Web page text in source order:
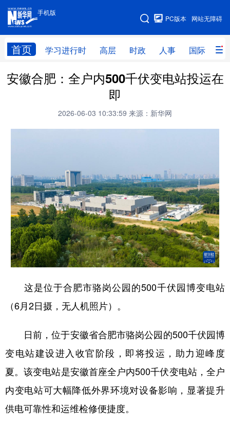
手机版
网站无障碍
PC版本
首页 学习进行时 高层 时政 人事 国际 财
手机版
网站地图
学习进行时 高层 时政 人事
全球连线
访谈 视频 图片 政务
法律 中央文件 金融 汽车
食品 人居 信息化 数字经济
学术中国 乡村振兴 银龄 溯源中国
彩票 娱乐 时尚 悦读
公益 一带一路
文化产业
地方频道
北京 天津 河北 山西
安徽合肥：全户内500千伏变电站投运在
即
2026-06-03 10:33:59 来源：新华网
这是位于合肥市骆岗公园的500千伏园博变电站
（6月2日摄，无人机照片）。
日前，位于安徽省合肥市骆岗公园的500千伏园博
变电站建设进入收官阶段，即将投运，助力迎峰度
夏。该变电站是安徽首座全户内500千伏变电站，全户
内变电站可大幅降低外界环境对设备影响，显著提升
供电可靠性和运维检修便捷度。